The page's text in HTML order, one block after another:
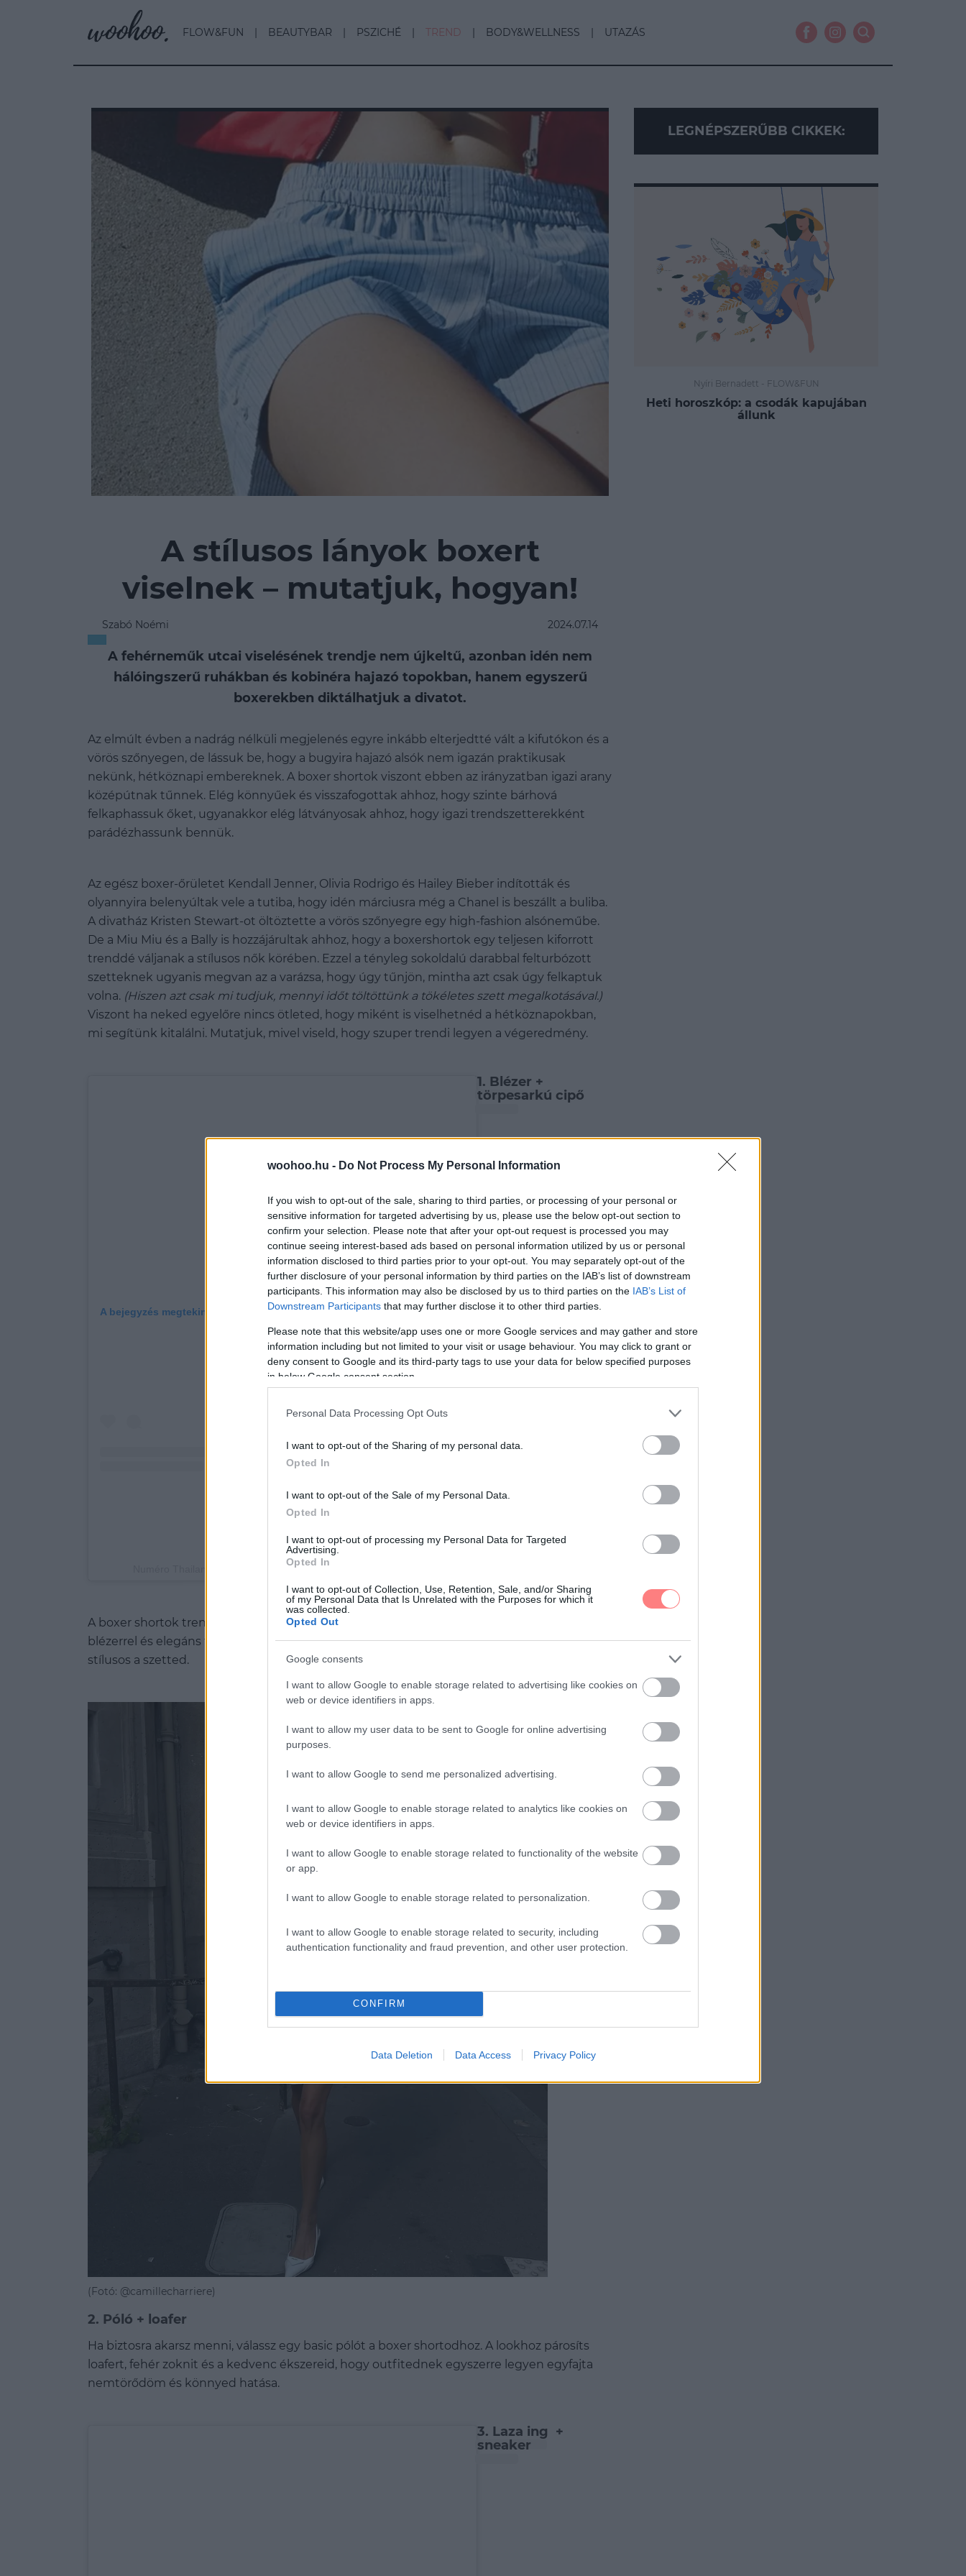
woohoo.hu - Do Not Process My Personal Information
If you wish to opt-out of the sale, sharing to third parties, or processing of your personal or
sensitive information for targeted advertising by us, please use the below opt-out section to
confirm your selection. Please note that after your opt-out request is processed you may
continue seeing interest-based ads based on personal information utilized by us or personal
information disclosed to third parties prior to your opt-out. You may separately opt-out of the
further disclosure of your personal information by third parties on the IAB’s list of downstream
participants. This information may also be disclosed by us to third parties on the IAB’s List of
Downstream Participants that may further disclose it to other third parties.
Please note that this website/app uses one or more Google services and may gather and store
information including but not limited to your visit or usage behaviour. You may click to grant or
deny consent to Google and its third-party tags to use your data for below specified purposes
in below Google consent section.
Personal Data Processing Opt Outs
I want to opt-out of the Sharing of my personal data.
Opted In
I want to opt-out of the Sale of my Personal Data.
Opted In
I want to opt-out of processing my Personal Data for Targeted
Advertising.
Opted In
I want to opt-out of Collection, Use, Retention, Sale, and/or Sharing
of my Personal Data that Is Unrelated with the Purposes for which it
was collected.
Opted Out
Google consents
I want to allow Google to enable storage related to advertising like cookies on
web or device identifiers in apps.
I want to allow my user data to be sent to Google for online advertising
purposes.
I want to allow Google to send me personalized advertising.
I want to allow Google to enable storage related to analytics like cookies on
web or device identifiers in apps.
I want to allow Google to enable storage related to functionality of the website
or app.
I want to allow Google to enable storage related to personalization.
I want to allow Google to enable storage related to security, including
authentication functionality and fraud prevention, and other user protection.
CONFIRM
Data Deletion Data Access Privacy Policy
FLOW&FUN BEAUTYBAR PSZICHÉ TREND BODY&WELLNESS UTAZÁS
A stílusos lányok boxert
viselnek – mutatjuk, hogyan!
Szabó Noémi 2024.07.14
A fehérneműk utcai viselésének trendje nem újkeltű, azonban idén nem
hálóingszerű ruhákban és kobinéra hajazó topokban, hanem egyszerű
boxerekben diktálhatjuk a divatot.
Az elmúlt évben a nadrág nélküli megjelenés egyre inkább elterjedtté vált a kifutókon és a
vörös szőnyegen, de lássuk be, hogy a bugyira hajazó alsók nem igazán praktikusak
nekünk, hétköznapi embereknek. A boxer shortok viszont ebben az irányzatban igazi arany
középútnak tűnnek. Elég könnyűek és visszafogottak ahhoz, hogy szinte bárhová
felkaphassuk őket, ugyanakkor elég látványosak ahhoz, hogy igazi trendszetterekként
parádézhassunk bennük.
Az egész boxer-őrületet Kendall Jenner, Olivia Rodrigo és Hailey Bieber indították és
olyannyira belenyúltak vele a tutiba, hogy idén márciusra még a Chanel is beszállt a buliba.
A divatház Kristen Stewart-ot öltöztette a vörös szőnyegre egy high-fashion alsóneműbe.
De a Miu Miu és a Bally is hozzájárultak ahhoz, hogy a boxershortok egy teljesen kiforrott
trenddé váljanak a stílusos nők körében. Ezzel a tényleg sokoldalú darabbal felturbózott
szetteknek ugyanis megvan az a varázsa, hogy úgy tűnjön, mintha azt csak úgy felkaptuk
volna. (Hiszen azt csak mi tudjuk, mennyi időt töltöttünk a tökéletes szett megalkotásával.)
Viszont ha neked egyelőre nincs ötleted, hogy miként is viselhetnéd a hétköznapokban,
mi segítünk kitalálni. Mutatjuk, mivel viseld, hogy szuper trendi legyen a végeredmény.
A bejegyzés megtekintése az Instagramon
Numéro Thailand (@numero_thailand) által megosztott bejegyzés
1. Blézer +
törpesarkú cipő
A boxer shortok trendje sokkal sokoldalúbb, mint azt gondolnánk. Párosítsd őket egy laza
blézerrel és elegáns törpesarkú cipővel – ezekkel kombinálva egyszerre lesz kényelmes és
stílusos a szetted.
(Fotó: @camillecharriere)
2. Póló + loafer
Ha biztosra akarsz menni, válassz egy basic pólót a boxer shortodhoz. A lookhoz párosíts
loafert, fehér zoknit és a kedvenc ékszereid, hogy outfitednek egyszerre legyen egyfajta
nemtörődöm és könnyed hatása.
3. Laza ing +
sneaker
LEGNÉPSZERŰBB CIKKEK:
Nyíri Bernadett - FLOW&FUN
Heti horoszkóp: a csodák kapujában
állunk